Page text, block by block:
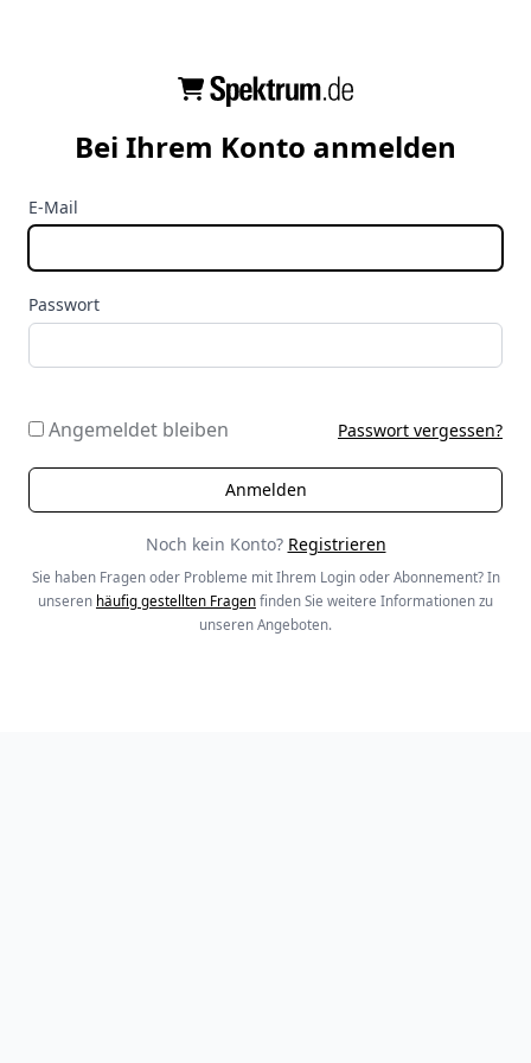
Bei Ihrem Konto anmelden
E-Mail
Passwort
Angemeldet bleiben Passwort vergessen?
Noch kein Konto? Registrieren
Sie haben Fragen oder Probleme mit Ihrem Login oder Abonnement? In
unseren häufig gestellten Fragen finden Sie weitere Informationen zu
unseren Angeboten.